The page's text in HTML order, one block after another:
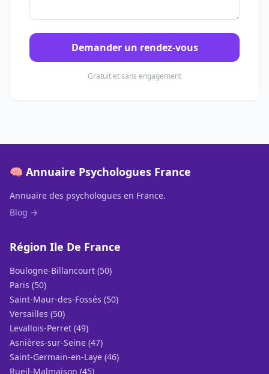
Demander un rendez-vous
Gratuit et sans engagement
🧠 Annuaire Psychologues France
Annuaire des psychologues en France.
Blog →
Région Ile De France
Boulogne-Billancourt (50)
Paris (50)
Saint-Maur-des-Fossés (50)
Versailles (50)
Levallois-Perret (49)
Asnières-sur-Seine (47)
Saint-Germain-en-Laye (46)
Rueil-Malmaison (45)